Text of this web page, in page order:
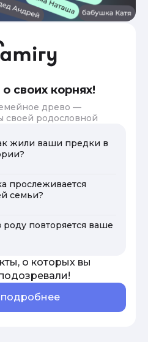
своих корнях!
древо —
своей родословной
жили ваши предки в
прослеживается
семьи?
роду повторяется ваше
о которых вы
подробнее